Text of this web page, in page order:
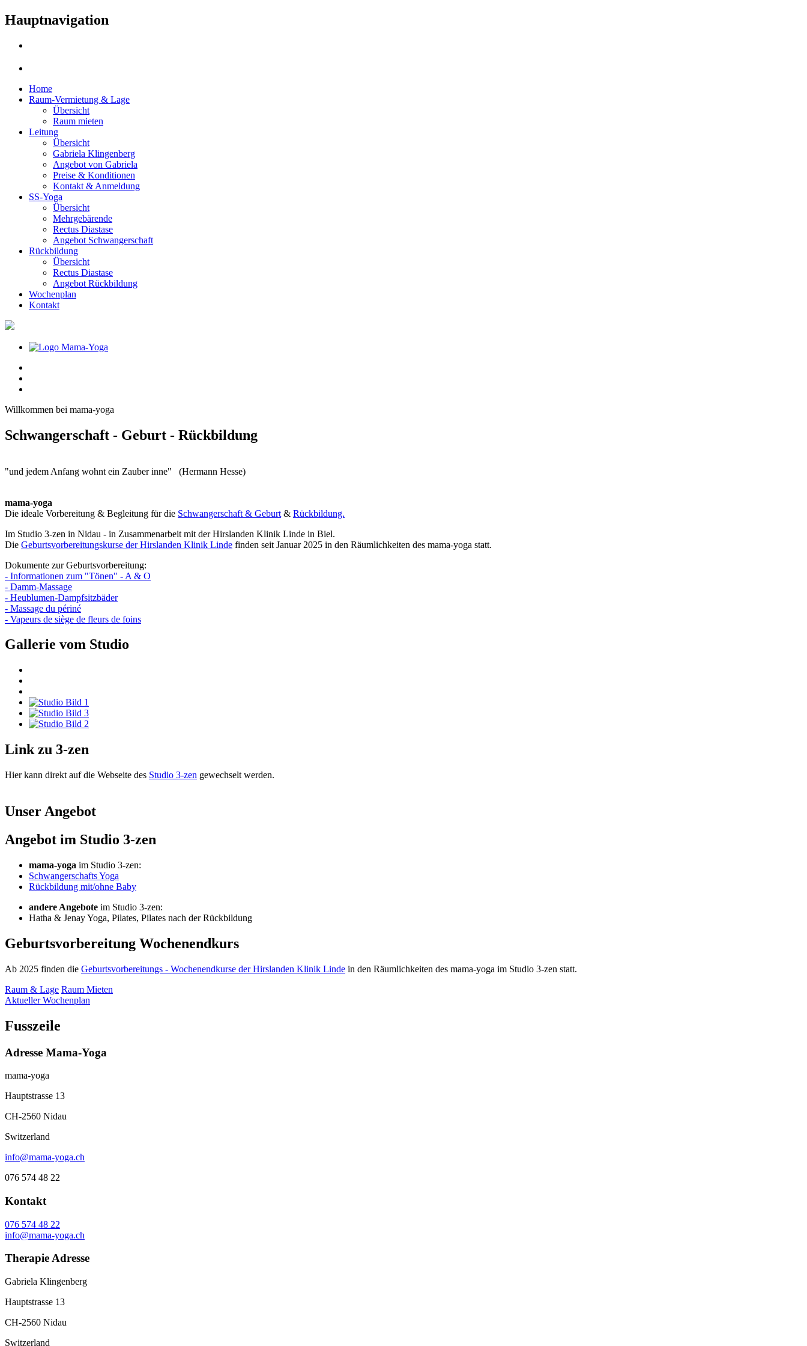
Hauptnavigation
Home
Raum-Vermietung & Lage
Übersicht
Raum mieten
Leitung
Übersicht
Gabriela Klingenberg
Angebot von Gabriela
Preise & Konditionen
Kontakt & Anmeldung
SS-Yoga
Übersicht
Mehrgebärende
Rectus Diastase
Angebot Schwangerschaft
Rückbildung
Übersicht
Rectus Diastase
Angebot Rückbildung
Wochenplan
Kontakt
Willkommen bei mama-yoga
Schwangerschaft - Geburt - Rückbildung
"und jedem Anfang wohnt ein Zauber inne" (Hermann Hesse)
mama-yoga
Die ideale Vorbereitung & Begleitung für die Schwangerschaft & Geburt & Rückbildung.
Im Studio 3-zen in Nidau - in Zusammenarbeit mit der Hirslanden Klinik Linde in Biel.
Die Geburtsvorbereitungskurse der Hirslanden Klinik Linde finden seit Januar 2025 in den Räumlichkeiten des mama-yoga statt.
Dokumente zur Geburtsvorbereitung:
- Informationen zum "Tönen" - A & O
- Damm-Massage
- Heublumen-Dampfsitzbäder
- Massage du périné
- Vapeurs de siège de fleurs de foins
Gallerie vom Studio
Link zu 3-zen
Hier kann direkt auf die Webseite des Studio 3-zen gewechselt werden.
Unser Angebot
Angebot im Studio 3-zen
mama-yoga im Studio 3-zen:
Schwangerschafts Yoga
Rückbildung mit/ohne Baby
andere Angebote im Studio 3-zen:
Hatha & Jenay Yoga, Pilates, Pilates nach der Rückbildung
Geburtsvorbereitung Wochenendkurs
Ab 2025 finden die Geburtsvorbereitungs - Wochenendkurse der Hirslanden Klinik Linde in den Räumlichkeiten des mama-yoga im Studio 3-zen statt.
Raum & Lage Raum Mieten
Aktueller Wochenplan
Fusszeile
Adresse Mama-Yoga
mama-yoga
Hauptstrasse 13
CH-2560 Nidau
Switzerland
info@mama-yoga.ch
076 574 48 22
Kontakt
076 574 48 22
info@mama-yoga.ch
Therapie Adresse
Gabriela Klingenberg
Hauptstrasse 13
CH-2560 Nidau
Switzerland